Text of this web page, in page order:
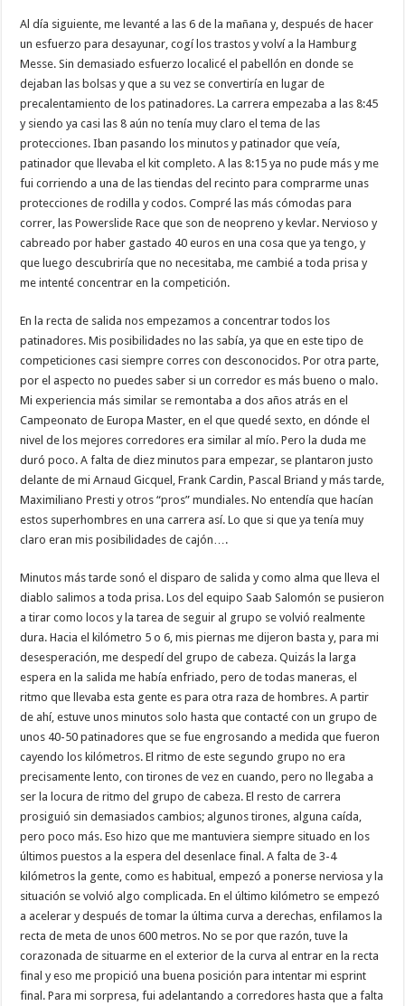
Al día siguiente, me levanté a las 6 de la mañana y, después de hacer
un esfuerzo para desayunar, cogí los trastos y volví a la Hamburg
Messe. Sin demasiado esfuerzo localicé el pabellón en donde se
dejaban las bolsas y que a su vez se convertiría en lugar de
precalentamiento de los patinadores. La carrera empezaba a las 8:45
y siendo ya casi las 8 aún no tenía muy claro el tema de las
protecciones. Iban pasando los minutos y patinador que veía,
patinador que llevaba el kit completo. A las 8:15 ya no pude más y me
fui corriendo a una de las tiendas del recinto para comprarme unas
protecciones de rodilla y codos. Compré las más cómodas para
correr, las Powerslide Race que son de neopreno y kevlar. Nervioso y
cabreado por haber gastado 40 euros en una cosa que ya tengo, y
que luego descubriría que no necesitaba, me cambié a toda prisa y
me intenté concentrar en la competición.
En la recta de salida nos empezamos a concentrar todos los
patinadores. Mis posibilidades no las sabía, ya que en este tipo de
competiciones casi siempre corres con desconocidos. Por otra parte,
por el aspecto no puedes saber si un corredor es más bueno o malo.
Mi experiencia más similar se remontaba a dos años atrás en el
Campeonato de Europa Master, en el que quedé sexto, en dónde el
nivel de los mejores corredores era similar al mío. Pero la duda me
duró poco. A falta de diez minutos para empezar, se plantaron justo
delante de mi Arnaud Gicquel, Frank Cardin, Pascal Briand y más tarde,
Maximiliano Presti y otros “pros” mundiales. No entendía que hacían
estos superhombres en una carrera así. Lo que si que ya tenía muy
claro eran mis posibilidades de cajón….
Minutos más tarde sonó el disparo de salida y como alma que lleva el
diablo salimos a toda prisa. Los del equipo Saab Salomón se pusieron
a tirar como locos y la tarea de seguir al grupo se volvió realmente
dura. Hacia el kilómetro 5 o 6, mis piernas me dijeron basta y, para mi
desesperación, me despedí del grupo de cabeza. Quizás la larga
espera en la salida me había enfriado, pero de todas maneras, el
ritmo que llevaba esta gente es para otra raza de hombres. A partir
de ahí, estuve unos minutos solo hasta que contacté con un grupo de
unos 40-50 patinadores que se fue engrosando a medida que fueron
cayendo los kilómetros. El ritmo de este segundo grupo no era
precisamente lento, con tirones de vez en cuando, pero no llegaba a
ser la locura de ritmo del grupo de cabeza. El resto de carrera
prosiguió sin demasiados cambios; algunos tirones, alguna caída,
pero poco más. Eso hizo que me mantuviera siempre situado en los
últimos puestos a la espera del desenlace final. A falta de 3-4
kilómetros la gente, como es habitual, empezó a ponerse nerviosa y la
situación se volvió algo complicada. En el último kilómetro se empezó
a acelerar y después de tomar la última curva a derechas, enfilamos la
recta de meta de unos 600 metros. No se por que razón, tuve la
corazonada de situarme en el exterior de la curva al entrar en la recta
final y eso me propició una buena posición para intentar mi esprint
final. Para mi sorpresa, fui adelantando a corredores hasta que a falta